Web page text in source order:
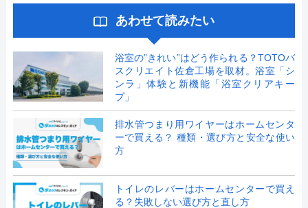
あわせて読みたい
浴室の”きれい”はどう作られる？TOTOバ
スクリエイト佐倉工場を取材。浴室「シ
ンラ」体験と新機能「浴室クリアキー
プ」
排水管つまり用ワイヤーはホームセンタ
ーで買える？ 種類・選び方と安全な使い
方
トイレのレバーはホームセンターで買え
る？失敗しない選び方と直し方